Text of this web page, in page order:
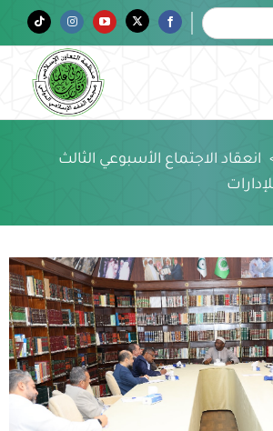
Facebook
Twitter
YouTube
Instagram
Tiktok
انعقاد الاجتماع الأسبوعي الثالث